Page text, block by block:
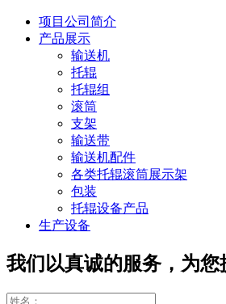
项目公司简介
产品展示
输送机
托辊
托辊组
滚筒
支架
输送带
输送机配件
各类托辊滚筒展示架
包装
托辊设备产品
生产设备
我们以真诚的服务，为